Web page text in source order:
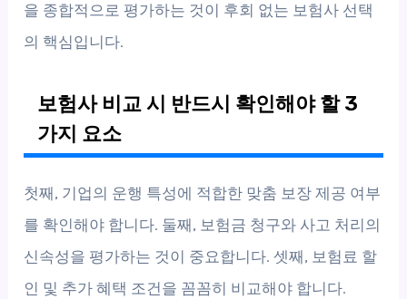
을 종합적으로 평가하는 것이 후회 없는 보험사 선택
의 핵심입니다.
보험사 비교 시 반드시 확인해야 할 3
가지 요소
첫째, 기업의 운행 특성에 적합한 맞춤 보장 제공 여부
를 확인해야 합니다. 둘째, 보험금 청구와 사고 처리의
신속성을 평가하는 것이 중요합니다. 셋째, 보험료 할
인 및 추가 혜택 조건을 꼼꼼히 비교해야 합니다.